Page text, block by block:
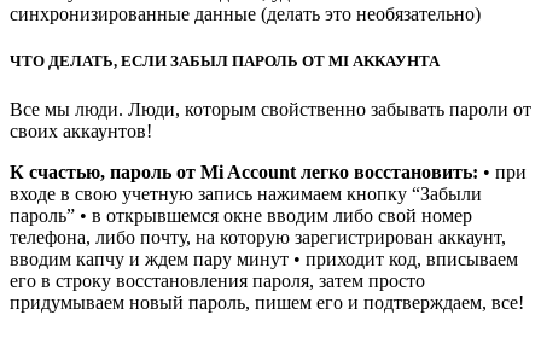
синхронизированные данные (делать это необязательно)
ЧТО ДЕЛАТЬ, ЕСЛИ ЗАБЫЛ ПАРОЛЬ ОТ MI АККАУНТА
Все мы люди. Люди, которым свойственно забывать пароли от
своих аккаунтов!
К счастью, пароль от Mi Account легко восстановить: • при
входе в свою учетную запись нажимаем кнопку “Забыли
пароль” • в открывшемся окне вводим либо свой номер
телефона, либо почту, на которую зарегистрирован аккаунт,
вводим капчу и ждем пару минут • приходит код, вписываем
его в строку восстановления пароля, затем просто
придумываем новый пароль, пишем его и подтверждаем, все!